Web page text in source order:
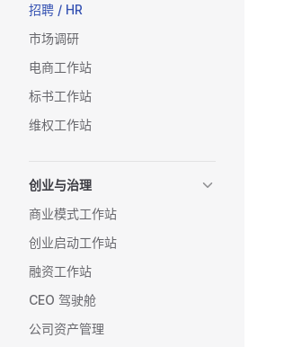
招聘 / HR
市场调研
电商工作站
标书工作站
维权工作站
创业与治理
商业模式工作站
创业启动工作站
融资工作站
CEO 驾驶舱
公司资产管理